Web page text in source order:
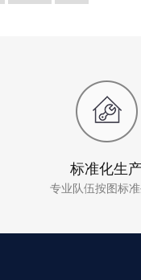
标准化生
专业队伍按图标